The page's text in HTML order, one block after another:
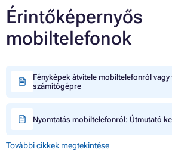
Érintőképernyős
mobiltelefonok
Fényképek átvitele mobiltelefonról
számítógépre
Nyomtatás mobiltelefonról: Útmutató
További cikkek megtekintése